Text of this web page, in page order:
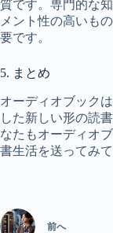
質です。専門的な
メント性の高いも
要です。
5. まとめ
オーディオブック
した新しい形の読
なたもオーディオ
書生活を送ってみ
前へ